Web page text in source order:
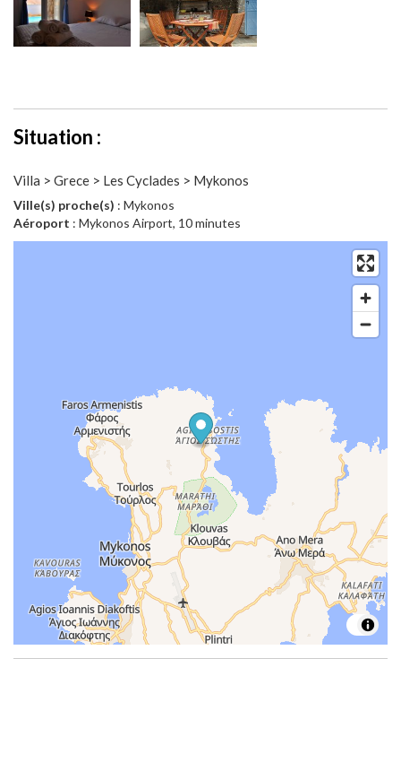
Situation :
Villa > Grece > Les Cyclades > Mykonos
Ville(s) proche(s) : Mykonos
Aéroport : Mykonos Airport, 10 minutes